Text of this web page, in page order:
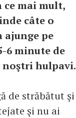
ce mai mult,
câte o
ajunge pe
6 minute de
noştri hulpavi.
de străbătut şi
şi nu ai